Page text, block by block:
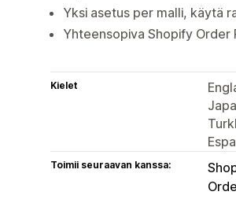
Yksi asetus per malli, käytä
Yhteensopiva Shopify Order
Kielet
Toimii seuraavan kanssa: